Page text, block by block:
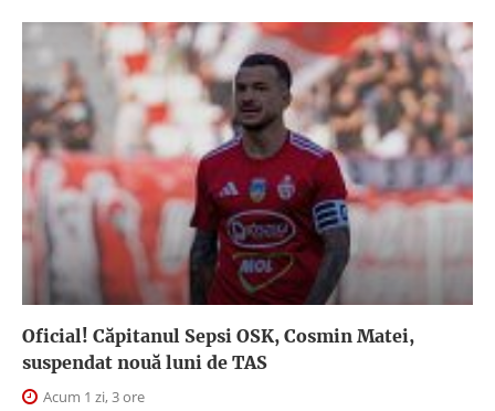
Oficial! Căpitanul Sepsi OSK, Cosmin Matei,
suspendat nouă luni de TAS
Acum 1 zi, 3 ore